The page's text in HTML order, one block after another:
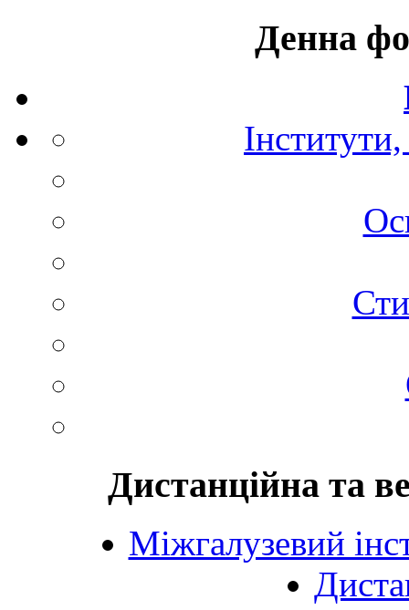
Денна
Дистанційна та
Міжгалузевий